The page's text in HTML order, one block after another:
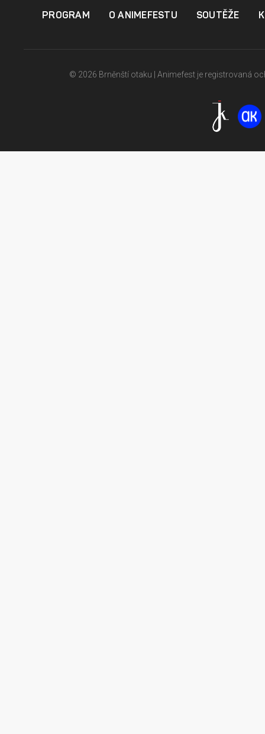
PROGRAM O ANIMEFESTU SOUTĚŽE
© 2026 Brněnští otaku | Animefest je registrovaná